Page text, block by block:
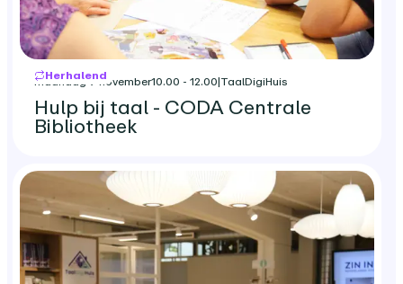
Herhalend
maandag 9 november10.00 - 12.00|TaalDigiHuis
Hulp bij taal - CODA Centrale
Bibliotheek